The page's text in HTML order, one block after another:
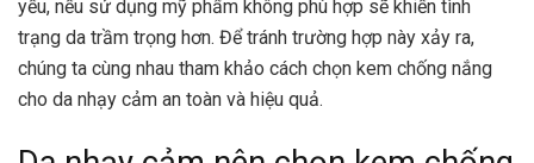
yếu, nếu sử dụng mỹ phẩm không phù hợp sẽ khiến tình
trạng da trầm trọng hơn. Để tránh trường hợp này xảy ra,
chúng ta cùng nhau tham khảo cách chọn kem chống nắng
cho da nhạy cảm an toàn và hiệu quả.